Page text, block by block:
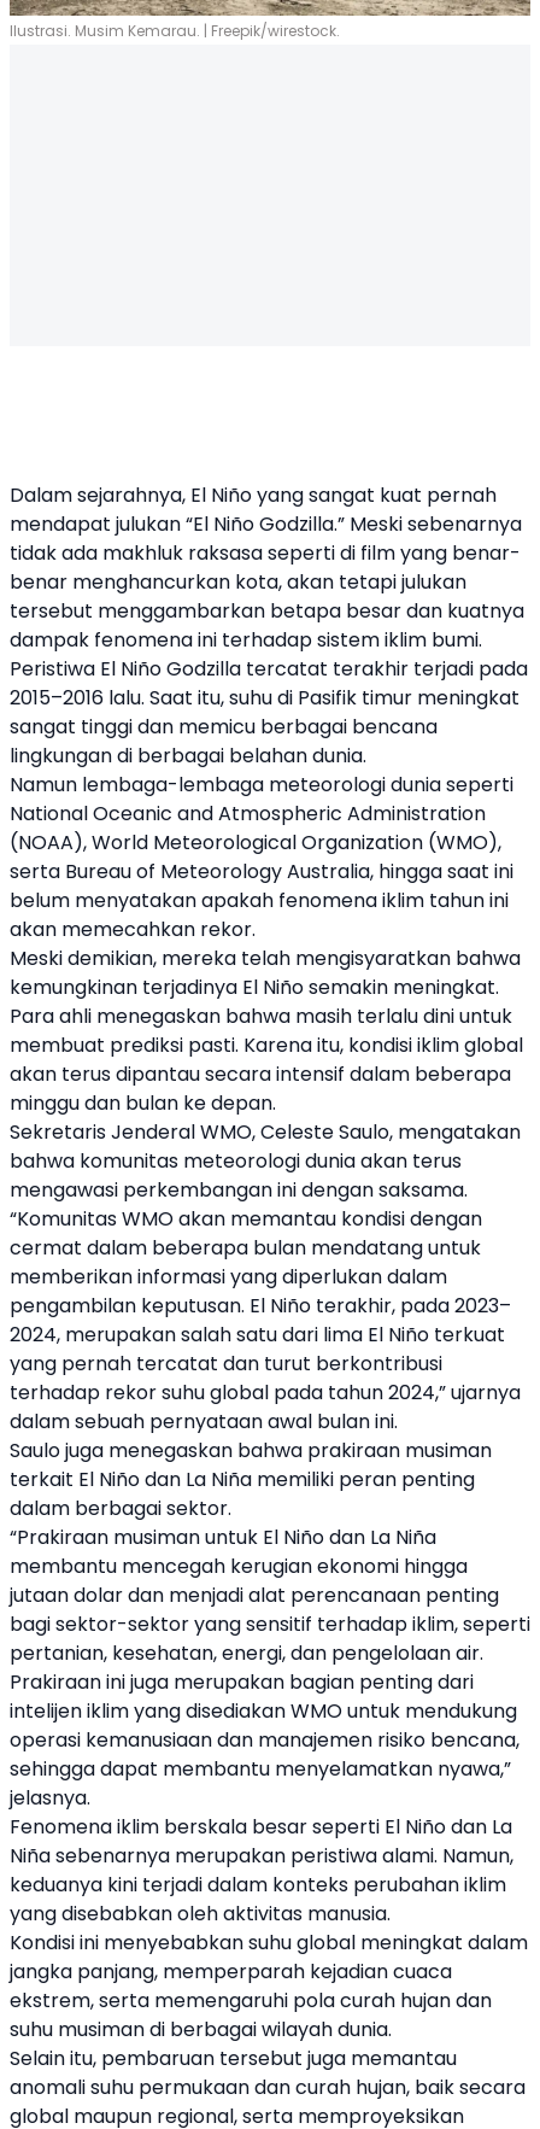
Ilustrasi. Musim Kemarau. | Freepik/wirestock.
Dalam sejarahnya, El Niño yang sangat kuat pernah
mendapat julukan “El Niño Godzilla.” Meski sebenarnya
tidak ada makhluk raksasa seperti di film yang benar-
benar menghancurkan kota, akan tetapi julukan
tersebut menggambarkan betapa besar dan kuatnya
dampak fenomena ini terhadap sistem iklim bumi.
Peristiwa El Niño Godzilla tercatat terakhir terjadi pada
2015–2016 lalu. Saat itu, suhu di Pasifik timur meningkat
sangat tinggi dan memicu berbagai bencana
lingkungan di berbagai belahan dunia.
Namun lembaga-lembaga meteorologi dunia seperti
National Oceanic and Atmospheric Administration
(NOAA), World Meteorological Organization (WMO),
serta Bureau of Meteorology Australia, hingga saat ini
belum menyatakan apakah fenomena iklim tahun ini
akan memecahkan rekor.
Meski demikian, mereka telah mengisyaratkan bahwa
kemungkinan terjadinya El Niño semakin meningkat.
Para ahli menegaskan bahwa masih terlalu dini untuk
membuat prediksi pasti. Karena itu, kondisi iklim global
akan terus dipantau secara intensif dalam beberapa
minggu dan bulan ke depan.
Sekretaris Jenderal WMO, Celeste Saulo, mengatakan
bahwa komunitas meteorologi dunia akan terus
mengawasi perkembangan ini dengan saksama.
“Komunitas WMO akan memantau kondisi dengan
cermat dalam beberapa bulan mendatang untuk
memberikan informasi yang diperlukan dalam
pengambilan keputusan. El Niño terakhir, pada 2023–
2024, merupakan salah satu dari lima El Niño terkuat
yang pernah tercatat dan turut berkontribusi
terhadap rekor suhu global pada tahun 2024,” ujarnya
dalam sebuah pernyataan awal bulan ini.
Saulo juga menegaskan bahwa prakiraan musiman
terkait El Niño dan La Niña memiliki peran penting
dalam berbagai sektor.
“Prakiraan musiman untuk El Niño dan La Niña
membantu mencegah kerugian ekonomi hingga
jutaan dolar dan menjadi alat perencanaan penting
bagi sektor-sektor yang sensitif terhadap iklim, seperti
pertanian, kesehatan, energi, dan pengelolaan air.
Prakiraan ini juga merupakan bagian penting dari
intelijen iklim yang disediakan WMO untuk mendukung
operasi kemanusiaan dan manajemen risiko bencana,
sehingga dapat membantu menyelamatkan nyawa,”
jelasnya.
Fenomena iklim berskala besar seperti El Niño dan La
Niña sebenarnya merupakan peristiwa alami. Namun,
keduanya kini terjadi dalam konteks perubahan iklim
yang disebabkan oleh aktivitas manusia.
Kondisi ini menyebabkan suhu global meningkat dalam
jangka panjang, memperparah kejadian cuaca
ekstrem, serta memengaruhi pola curah hujan dan
suhu musiman di berbagai wilayah dunia.
Selain itu, pembaruan tersebut juga memantau
anomali suhu permukaan dan curah hujan, baik secara
global maupun regional, serta memproyeksikan